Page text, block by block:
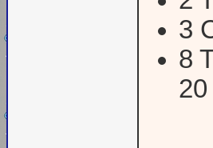
3
8